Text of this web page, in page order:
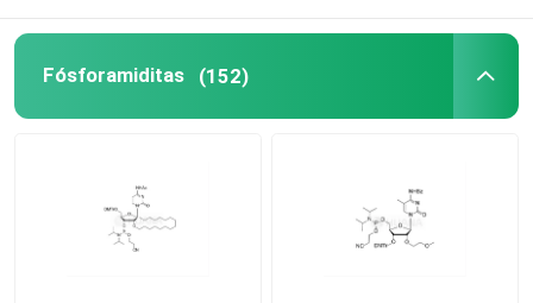
Reagente de fósforo
Fósforamiditas (152)